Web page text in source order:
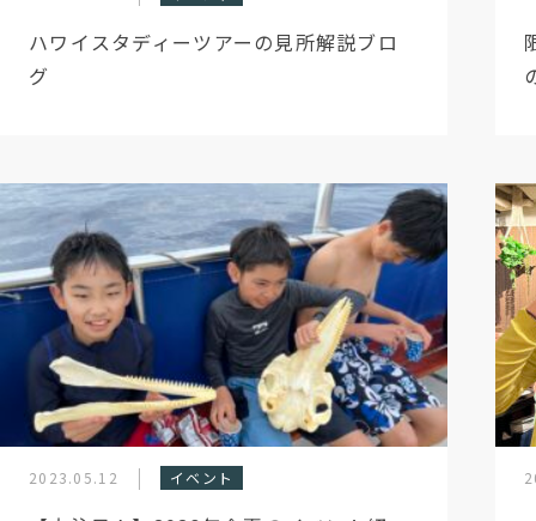
ハワイスタディーツアーの見所解説ブロ
グ
2023.05.12 イベント